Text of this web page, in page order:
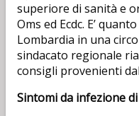
superiore di sanità e
Oms ed Ecdc. E’
Lombardia in una
sindacato regionale
consigli provenienti
Sintomi da infezione